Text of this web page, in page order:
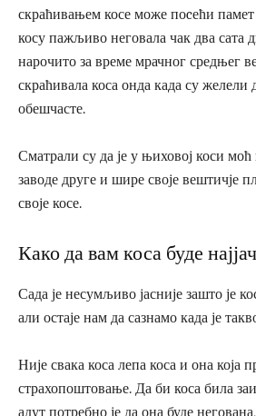
скраћивањем косе може поcећи памет
косу пажљиво неговала чак два сата
нарочито за време мрачног средњег
скраћивала коса онда када су желели
обешчасте.
Сматрали су да је у њиховој коси
заводе друге и шире своје вештичје
своје косе.
Како да вам коса буде
Сада је несумљиво јасније зашто је
али остаје нам да сазнамо када је
Није свака коса лепа коса и она која
страхопоштовање. Да би коса била
адут потребно је да она буде